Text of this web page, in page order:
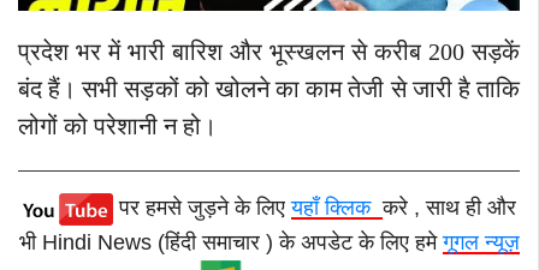
प्रदेश भर में भारी बारिश और भूस्खलन से करीब 200 सड़कें
बंद हैं। सभी सड़कों को खोलने का काम तेजी से जारी है ताकि
लोगों को परेशानी न हो।
पर हमसे जुड़ने के लिएयहाँ क्लिककरे , साथ ही और
भी Hindi News (हिंदी समाचार ) के अपडेट के लिए हमेगूगल न्यूज़